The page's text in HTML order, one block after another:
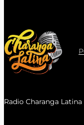
Radio Charanga Latina